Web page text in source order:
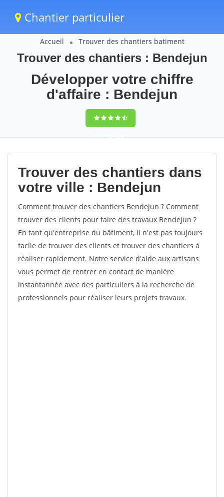
Chantier particulier
Accueil Trouver des chantiers batiment
Trouver des chantiers : Bendejun
Développer votre chiffre
d'affaire : Bendejun
9,5(100%)62
votes
Trouver des chantiers dans
votre ville : Bendejun
Comment trouver des chantiers Bendejun ? Comment
trouver des clients pour faire des travaux Bendejun ?
En tant qu'entreprise du bâtiment, il n'est pas toujours
facile de trouver des clients et trouver des chantiers à
réaliser rapidement. Notre service d'aide aux artisans
vous permet de rentrer en contact de manière
instantannée avec des particuliers à la recherche de
professionnels pour réaliser leurs projets travaux.